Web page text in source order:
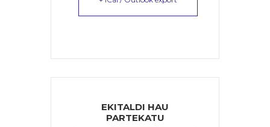
EKITALDI HAU
PARTEKATU